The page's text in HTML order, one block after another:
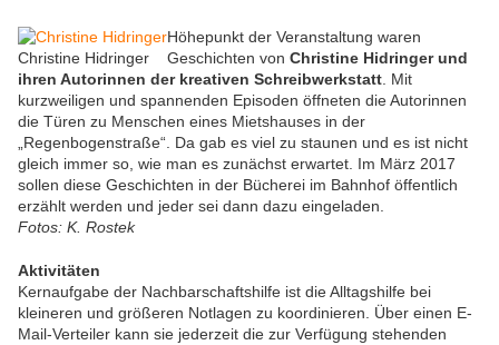
Christine Hidringer
Höhepunkt der Veranstaltung waren
Geschichten von Christine Hidringer und
ihren Autorinnen der kreativen Schreibwerkstatt . Mit
kurzweiligen und spannenden Episoden öffneten die Autorinnen
die Türen zu Menschen eines Mietshauses in der
„Regenbogenstraße“. Da gab es viel zu staunen und es ist nicht
gleich immer so, wie man es zunächst erwartet. Im März 2017
sollen diese Geschichten in der Bücherei im Bahnhof öffentlich
erzählt werden und jeder sei dann dazu eingeladen.
Fotos: K. Rostek
Aktivitäten
Kernaufgabe der Nachbarschaftshilfe ist die Alltagshilfe bei
kleineren und größeren Notlagen zu koordinieren. Über einen E-
Mail-Verteiler kann sie jederzeit die zur Verfügung stehenden